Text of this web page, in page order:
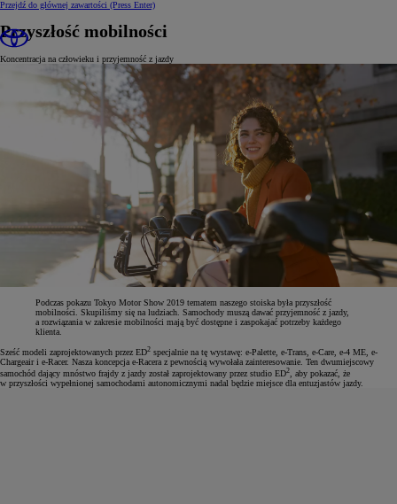
Przejdź do głównej zawartości (Press Enter)
Przyszłość mobilności
Koncentracja na człowieku i przyjemność z jazdy
Podczas pokazu Tokyo Motor Show 2019 tematem naszego stoiska była przyszłość
mobilności. Skupiliśmy się na ludziach. Samochody muszą dawać przyjemność z jazdy,
a rozwiązania w zakresie mobilności mają być dostępne i zaspokajać potrzeby każdego
klienta.
Sześć modeli zaprojektowanych przez ED2 specjalnie na tę wystawę: e-Palette, e-Trans, e-Care, e-4 ME, e-
Chargeair i e-Racer. Nasza koncepcja e-Racera z pewnością wywołała zainteresowanie. Ten dwumiejscowy
samochód dający mnóstwo frajdy z jazdy został zaprojektowany przez studio ED2, aby pokazać, że
w przyszłości wypełnionej samochodami autonomicznymi nadal będzie miejsce dla entuzjastów jazdy.